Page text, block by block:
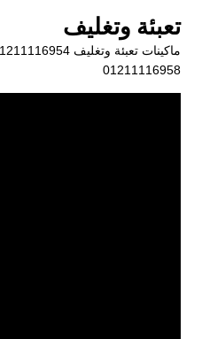
المحتوى
تعبئة وتغليف
01211116958